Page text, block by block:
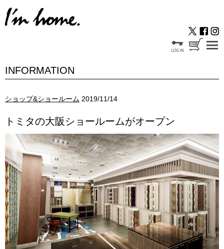
INFORMATION
ショップ&ショールーム 2019/11/14
トミタの大阪ショールームがオープン